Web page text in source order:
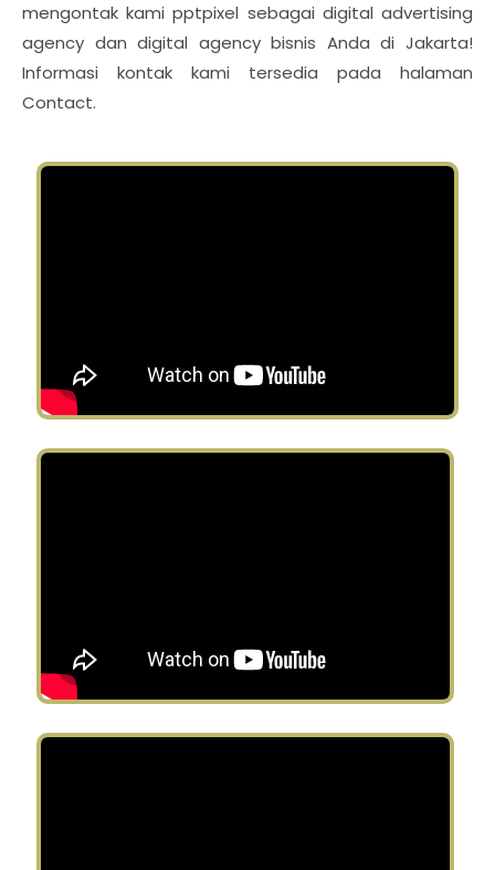
mengontak kami pptpixel sebagai digital advertising
agency dan digital agency bisnis Anda di Jakarta!
Informasi kontak kami tersedia pada halaman
Contact.